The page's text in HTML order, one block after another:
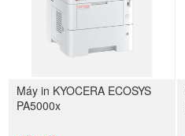
Máy in KYOCERA ECOSYS
PA5000x